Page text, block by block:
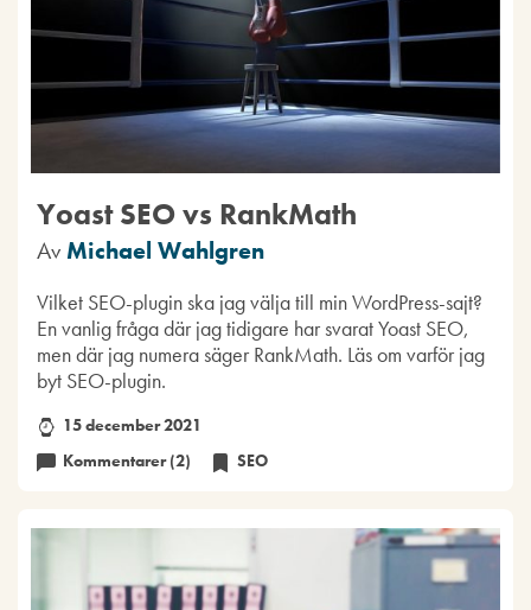
Yoast SEO vs RankMath
Av Michael Wahlgren
Vilket SEO-plugin ska jag välja till min WordPress-sajt?
En vanlig fråga där jag tidigare har svarat Yoast SEO,
men där jag numera säger RankMath. Läs om varför jag
byt SEO-plugin.
15 december 2021
Kommentarer (2)
SEO